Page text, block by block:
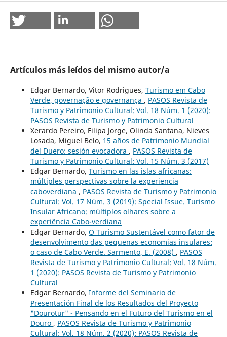
Artículos más leídos del mismo autor/a
Edgar Bernardo, Vitor Rodrigues, Turismo em Cabo
Verde, governação e governança , PASOS Revista de
Turismo y Patrimonio Cultural: Vol. 18 Núm. 1 (2020):
PASOS Revista de Turismo y Patrimonio Cultural
Xerardo Pereiro, Filipa Jorge, Olinda Santana, Nieves
Losada, Miguel Belo, 15 años de Patrimonio Mundial
del Duero: sesión evocadora , PASOS Revista de
Turismo y Patrimonio Cultural: Vol. 15 Núm. 3 (2017)
Edgar Bernardo, Turismo en las islas africanas:
múltiples perspectivas sobre la experiencia
caboverdiana , PASOS Revista de Turismo y Patrimonio
Cultural: Vol. 17 Núm. 3 (2019): Special Issue. Turismo
Insular Africano: múltiplos olhares sobre a
experiência Cabo-verdiana
Edgar Bernardo, O Turismo Sustentável como fator de
desenvolvimento das pequenas economias insulares:
o caso de Cabo Verde. Sarmento, E. (2008) , PASOS
Revista de Turismo y Patrimonio Cultural: Vol. 18 Núm.
1 (2020): PASOS Revista de Turismo y Patrimonio
Cultural
Edgar Bernardo, Informe del Seminario de
Presentación Final de los Resultados del Proyecto
"Dourotur" - Pensando en el Futuro del Turismo en el
Douro , PASOS Revista de Turismo y Patrimonio
Cultural: Vol. 18 Núm. 2 (2020): PASOS Revista de